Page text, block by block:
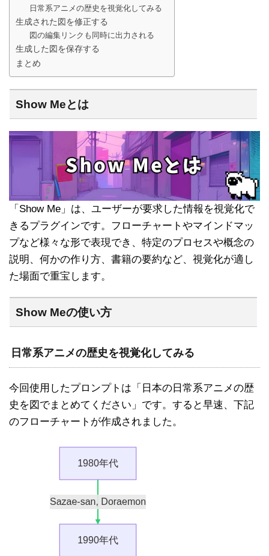
日常系アニメの歴史を視覚化してみる
生成された図を修正する
図の編集リンクも同時に出力される
生成した図を保存する
まとめ
Show Meとは
「Show Me」は、ユーザーが要求した情報を視覚化で
きるプラグインです。フローチャートやマインドマッ
プなど様々な形で表現でき、特定のプロセスや概念の
説明、何かの作り方、書籍の要約など、視覚化が適し
た場面で重宝します。
Show Meの使い方
日常系アニメの歴史を視覚化してみる
今回使用したプロンプトは「日本の日常系アニメの歴
史を図でまとめてください」です。すると早速、下記
のフローチャートが作成されました。